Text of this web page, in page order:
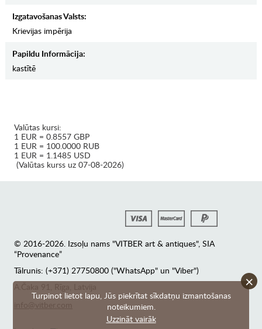
Izgatavošanas Valsts:
Krievijas impērija
Papildu Informācija:
kastītē
Turpinot lietot lapu, Jūs piekrītat sīkdatņu izmantošanas
noteikumiem.
Uzzināt vairāk
×
Valūtas kursi:
1 EUR = 0.8557 GBP
1 EUR = 100.0000 RUB
1 EUR = 1.1485 USD
(Valūtas kurss uz 07-08-2026)
© 2016-2026. Izsoļu nams "VITBER art & antiques", SIA
“Provenance”
Tālrunis: (+371) 27750800 ("WhatsApp" un "Viber")